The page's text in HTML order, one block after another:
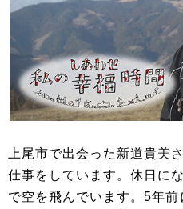
上尾市で出会った新道貴美
仕事をしています。休日に
で空を飛んでいます。5年